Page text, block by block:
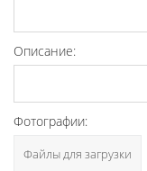
Описание:
Фотографии:
Файлы для загрузки